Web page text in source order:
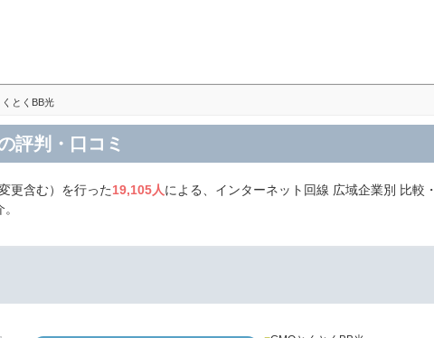
とくBB光
評判・口コミ
更含む）を行った19,105人による、インターネット回線 広域企業別 比較・